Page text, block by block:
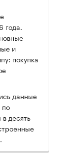
года.
и
покупка
данные
по
десять